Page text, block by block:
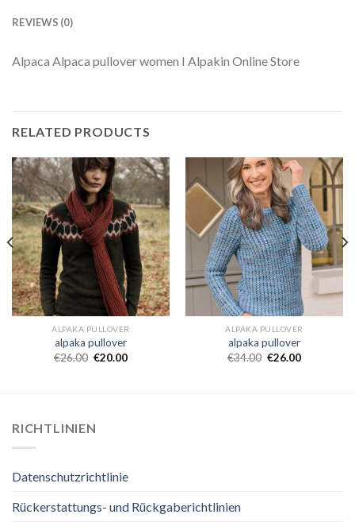
REVIEWS (0)
Alpaca Alpaca pullover women I Alpakin Online Store
RELATED PRODUCTS
ALPAKA PULLOVER
alpaka pullover
€26.00 €20.00
ALPAKA PULLOVER
alpaka pullover
€34.00 €26.00
RICHTLINIEN
Datenschutzrichtlinie
Rückerstattungs- und Rückgaberichtlinien